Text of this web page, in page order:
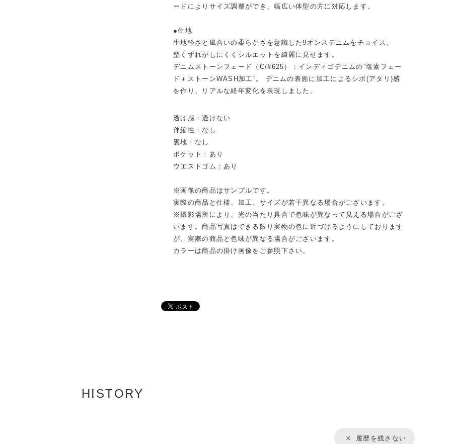
ードによりサイズ調整ができ、幅広い体型の方に対応します。
●生地
生地軽さと風合いの柔らかさを意識した9オンスデニムをチョイス。
型くずれがしにくくシルエットを綺麗に見せます。
デニムストーンフェード（C/#625）：インディゴデニムの”塩素フェー
ド＋ストーンWASH加工”。 デニムの表面に加工によるシボ(アタリ)感
を作り、リアルな経年変化を表現しました。
透け感：透けない
伸縮性：なし
裏地：なし
ポケット：あり
ウエストゴム：あり
※画像の商品はサンプルです。
実際の商品と仕様、加工、サイズが若干異なる場合がございます。
※撮影場所により、光の当たり具合で色味が異なって見える場合がござ
います。商品写真はできる限り実物の色に近づけるようにしております
が、実際の商品と色味が異なる場合がございます。
カラーは商品の掛け画像をご参照下さい。
HISTORY
履歴を残さない